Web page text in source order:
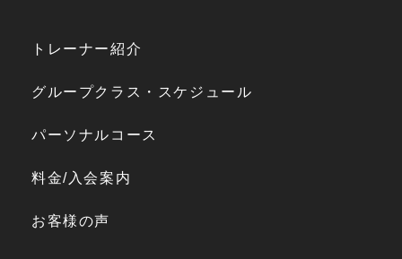
トレーナー紹介
グループクラス・スケジュール
パーソナルコース
料金/入会案内
お客様の声